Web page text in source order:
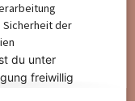
Sicherheit der
du unter
freiwillig